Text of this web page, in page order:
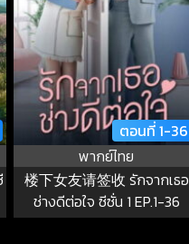
ตอนที่ 1-36
พากย์ไทย
楼下女友请签收 รักจากเธอ
ช่างดีต่อใจ ซีซั่น 1 EP.1-36